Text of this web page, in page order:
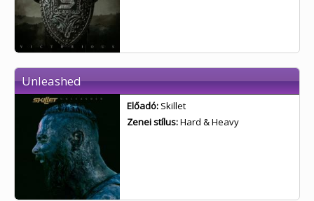
Unleashed
Előadó: Skillet
Zenei stílus:Hard & Heavy